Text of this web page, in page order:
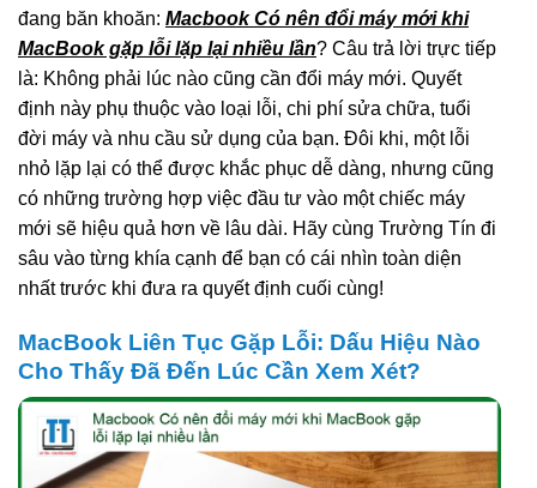
đang băn khoăn: Macbook Có nên đổi máy mới khi
MacBook gặp lỗi lặp lại nhiều lần? Câu trả lời trực tiếp
là: Không phải lúc nào cũng cần đổi máy mới. Quyết
định này phụ thuộc vào loại lỗi, chi phí sửa chữa, tuổi
đời máy và nhu cầu sử dụng của bạn. Đôi khi, một lỗi
nhỏ lặp lại có thể được khắc phục dễ dàng, nhưng cũng
có những trường hợp việc đầu tư vào một chiếc máy
mới sẽ hiệu quả hơn về lâu dài. Hãy cùng Trường Tín đi
sâu vào từng khía cạnh để bạn có cái nhìn toàn diện
nhất trước khi đưa ra quyết định cuối cùng!
MacBook Liên Tục Gặp Lỗi: Dấu Hiệu Nào
Cho Thấy Đã Đến Lúc Cần Xem Xét?